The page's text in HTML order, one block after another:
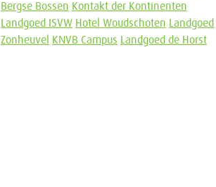
Bergse Bossen Kontakt der Kontinenten
Landgoed ISVW Hotel Woudschoten
Landgoed
Zonheuvel
KNVB Campus Landgoed de Horst